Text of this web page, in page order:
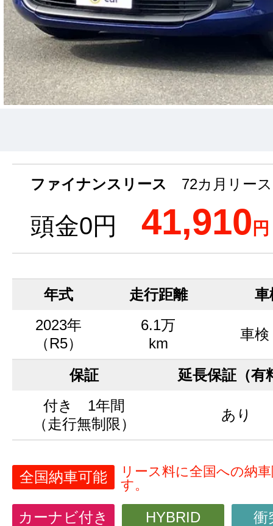
ファイナンスリース 72カ月リース
頭金0円 41,910 円
年式 走行距離
車
2023年
（R5）
6.1万
km
車検
保証
延長保証（有
付き 1年間
（走行無制限）
あり
全国納車可能
リース料に全国への納
す。
カーナビ付き HYBRID 衝